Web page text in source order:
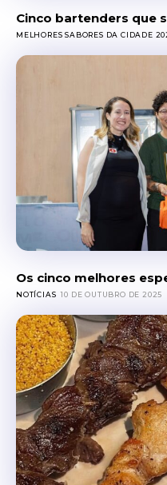
Cinco bartenders que
MELHORES SABORES DA CIDADE
Os cinco melhores
NOTÍCIAS 10 DE OUTUBRO DE 2025